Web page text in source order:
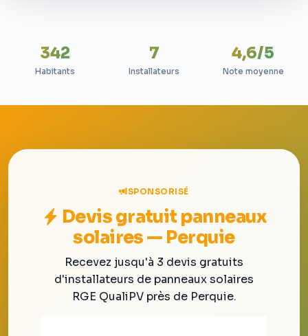
342
Habitants
7
Installateurs
4,6/5
Note moyenne
SPONSORISÉ
Devis gratuit panneaux
solaires — Perquie
Recevez jusqu'à 3 devis gratuits
d'installateurs de panneaux solaires
RGE QualiPV près de Perquie.